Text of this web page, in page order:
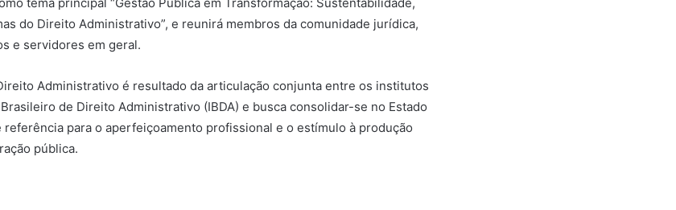
tema principal “Gestão Pública em Transformação: Sustentabilidade,
do Direito Administrativo”, e reunirá membros da comunidade jurídica,
e servidores em geral.
Administrativo é resultado da articulação conjunta entre os institutos
de Direito Administrativo (IBDA) e busca consolidar-se no Estado
referência para o aperfeiçoamento profissional e o estímulo à produção
pública.